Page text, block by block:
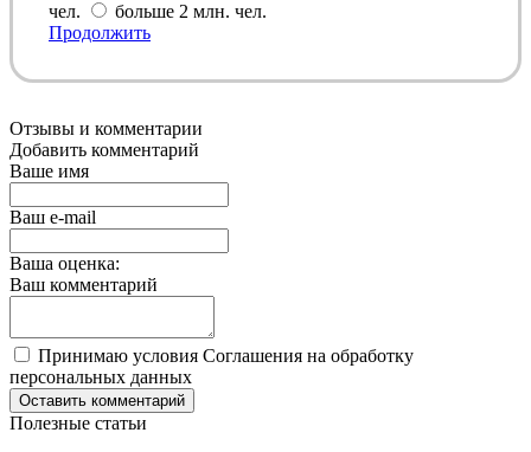
чел.
больше 2 млн. чел.
Продолжить
Отзывы и комментарии
Добавить комментарий
Ваше имя
Ваш e-mail
Ваша оценка:
Ваш комментарий
Принимаю условия Соглашения на обработку
персональных данных
Оставить комментарий
Полезные статьи